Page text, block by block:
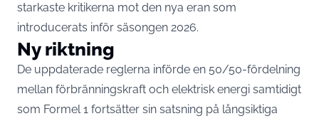
starkaste kritikerna mot den nya eran som
introducerats inför säsongen 2026.
Ny riktning
De uppdaterade reglerna införde en 50/50-fördelning
mellan förbränningskraft och elektrisk energi samtidigt
som Formel 1 fortsätter sin satsning på långsiktiga